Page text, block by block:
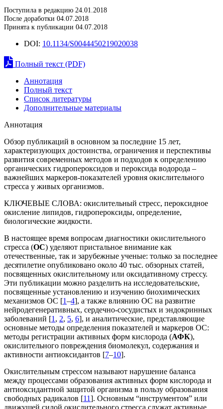
Поступила в редакцию 24.01.2018
После доработки 04.07.2018
Принята к публикации 04.07.2018
DOI: 10.1134/S0044450219020038
Полный текст (PDF)
Аннотация
Полный текст
Список литературы
Дополнительные материалы
Аннотация
Обзор публикаций в основном за последние 15 лет,
характеризующих достоинства, ограничения и перспективы
развития современных методов и подходов к определению
органических гидропероксидов и пероксида водорода –
важнейших маркеров-показателей уровня окислительного
стресса у живых организмов.
КЛЮЧЕВЫЕ СЛОВА: окислительный стресс, пероксидное
окисление липидов, гидропероксиды, определение,
биологические жидкости.
В настоящее время вопросам диагностики окислительного
стресса (ОС) уделяют пристальное внимание как
отечественные, так и зарубежные ученые: только за последнее
десятилетие опубликовано около 40 тыс. обзорных статей,
посвященных окислительному или оксидативному стрессу.
Эти публикации можно разделить на исследовательские,
посвященные установлению и изучению биохимических
механизмов ОС [1–4], а также влиянию ОС на развитие
нейродегенеративных, сердечно-сосудистых и эндокринных
заболеваний [1, 2, 5, 6], и аналитические, представляющие
основные методы определения показателей и маркеров ОС:
методы регистрации активных форм кислорода (АФК),
окислительного повреждения биомолекул, содержания и
активности антиоксидантов [7–10].
Окислительным стрессом называют нарушение баланса
между процессами образования активных форм кислорода и
антиоксидантной защитой организма в пользу образования
свободных радикалов [11]. Основным “инструментом” или